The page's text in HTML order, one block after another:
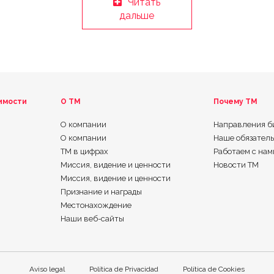
дальше
О ТМ
О компании
О компании
ТМ в цифрах
Миссия, видение и ценности
Миссия, видение и ценности
Признание и награды
Местонахождение
Наши веб-сайты
Почему TM
Направления
Наше
Работаем с
Новости TM
Aviso legal Política de Privacidad Política de Cookies